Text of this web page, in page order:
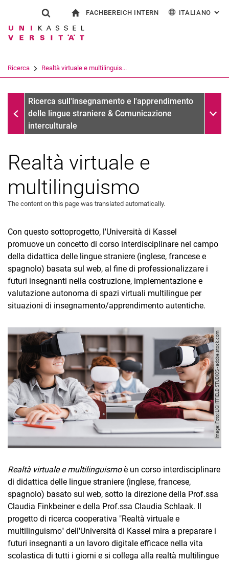
Jump directly to: content
Jump directly to: search
Jump directly to: main
Show search form
Search term
Search (opens an external link in a
FACHBEREICH INTERN ITALIANO :
Ricerca Realtà virtuale e multilinguis...
RicercaRicerca sull'insegnamento e l'apprendimento
delle lingue straniere & Comunicazione
interculturale
Premi
Ricerca
ABC
Cooperazione Germania-Israele (CoGI)
Storie di vita
Paesaggi linguistici
PRONET
Realtà virtuale e multilinguismo
Pubblicazioni
Squadra
Lavoro supervisionato
Università partner
Infoteca
Realtà virtuale e
multilinguismo
The content on this page was translated automatically.
Con questo sottoprogetto, l'Università di Kassel
promuove un concetto di corso interdisciplinare nel campo
della didattica delle lingue straniere (inglese, francese e
spagnolo) basata sul web, al fine di professionalizzare i
futuri insegnanti nella costruzione, implementazione e
valutazione autonoma di spazi virtuali multilingue per
situazioni di insegnamento/apprendimento autentiche.
Image: Foto: LIGHTFIELD STUDIOS - adobe.stock.com
Sintesi
Realtà virtuale e multilinguismoè un corso interdisciplinare
di didattica delle lingue straniere (inglese, francese,
spagnolo) basato sul web, sotto la direzione della Prof.ssa
Claudia Finkbeiner e della Prof.ssa Claudia Schlaak. Il
progetto di ricerca cooperativa "Realtà virtuale e
multilinguismo" dell'Università di Kassel mira a preparare i
futuri insegnanti a un lavoro digitale efficace nella vita
scolastica di tutti i giorni e si collega alla realtà multilingue